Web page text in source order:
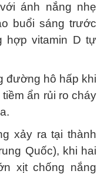
ánh nắng nhẹ
buổi sáng trước
hợp vitamin D tự
đường hô hấp khi
ẩn rủi ro cháy
xảy ra tại thành
Quốc), khi hai
xịt chống nắng